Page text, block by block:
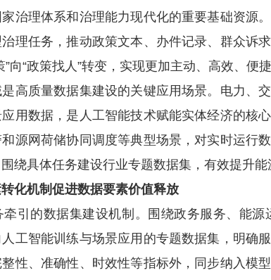
治理体系和治理能力现代化的重要基础资源
理任务，推动政策文本、办件记录、群众诉
向“政策找人”转变，实现更加主动、高效、便
质量数据集建设的关键应用场景。电力、
用数据，是人工智能技术赋能实体经济的核
源网荷储协同调度等典型场景，对实时运行
绕具体任务建设行业专题数据集，有效提升能
机制促进数据要素价值释放
的数据集建设机制。围绕政务服务、能源
工智能训练与场景应用的专题数据集，明确
性、准确性、时效性等指标外，同步纳入模